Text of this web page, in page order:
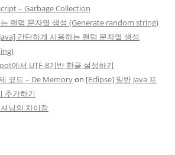
– Garbage Collection
랜덤 문자열 생성 (Generate random string)
간단하게 사용하는 랜덤 문자열 생성
에서 UTF-8기반 한글 설정하기
코드 – De Memoryon [Eclipse] 일반 Java 프
추가하기
닝의 차이점